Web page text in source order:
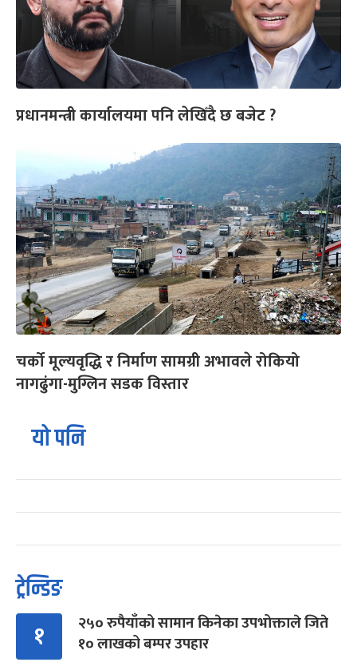
प्रधानमन्त्री कार्यालयमा पनि लेखिँदै छ बजेट ?
चर्को मूल्यवृद्धि र निर्माण सामग्री अभावले रोकियो
नागढुंगा-मुग्लिन सडक विस्तार
यो पनि
ट्रेन्डिङ
१
२५० रुपैयाँको सामान किनेका उपभोक्ताले जिते
१० लाखको बम्पर उपहार